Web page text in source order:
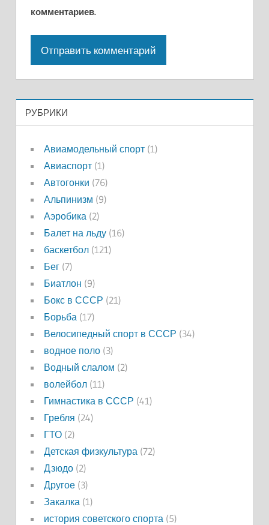
комментариев.
РУБРИКИ
Авиамодельный спорт(1)
Авиаспорт(1)
Автогонки (76)
Альпинизм (9)
Аэробика (2)
Балет на льду(16)
баскетбол(121)
Бег(7)
Биатлон (9)
Бокс в СССР (21)
Борьба (17)
Велосипедный спорт в СССР (34)
водное поло(3)
Водный слалом (2)
волейбол(11)
Гимнастика в СССР (41)
Гребля (24)
ГТО(2)
Детская физкультура (72)
Дзюдо(2)
Другое(3)
Закалка (1)
история советского спорта (5)